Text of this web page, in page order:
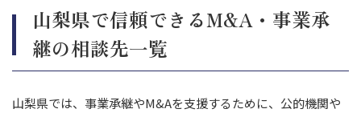
山梨県で信頼できるM&A・事業承
継の相談先一覧
山梨県では、事業承継やM&Aを支援するために、公的機関や